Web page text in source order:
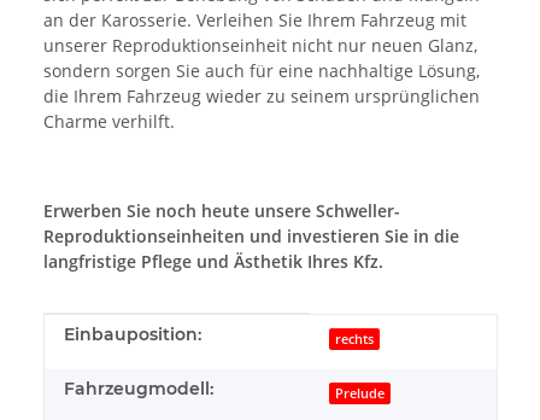
an der Karosserie. Verleihen Sie Ihrem Fahrzeug mit
unserer Reproduktionseinheit nicht nur neuen Glanz,
sondern sorgen Sie auch für eine nachhaltige Lösung,
die Ihrem Fahrzeug wieder zu seinem ursprünglichen
Charme verhilft.
Erwerben Sie noch heute unsere Schweller-
Reproduktionseinheiten und investieren Sie in die
langfristige Pflege und Ästhetik Ihres Kfz.
Produkteigenschaft
Wert
Einbauposition: rechts
Fahrzeugmodell: Prelude